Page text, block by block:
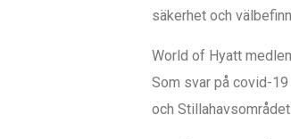
säkerhet och
World of Hyatt
Som svar på covid-
och